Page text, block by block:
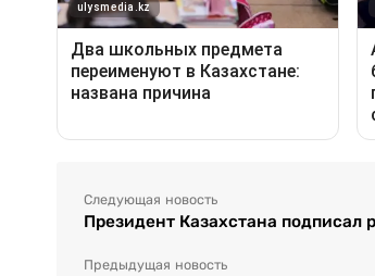
Следующая новость
Президент Казахстана подписал
Предыдущая новость